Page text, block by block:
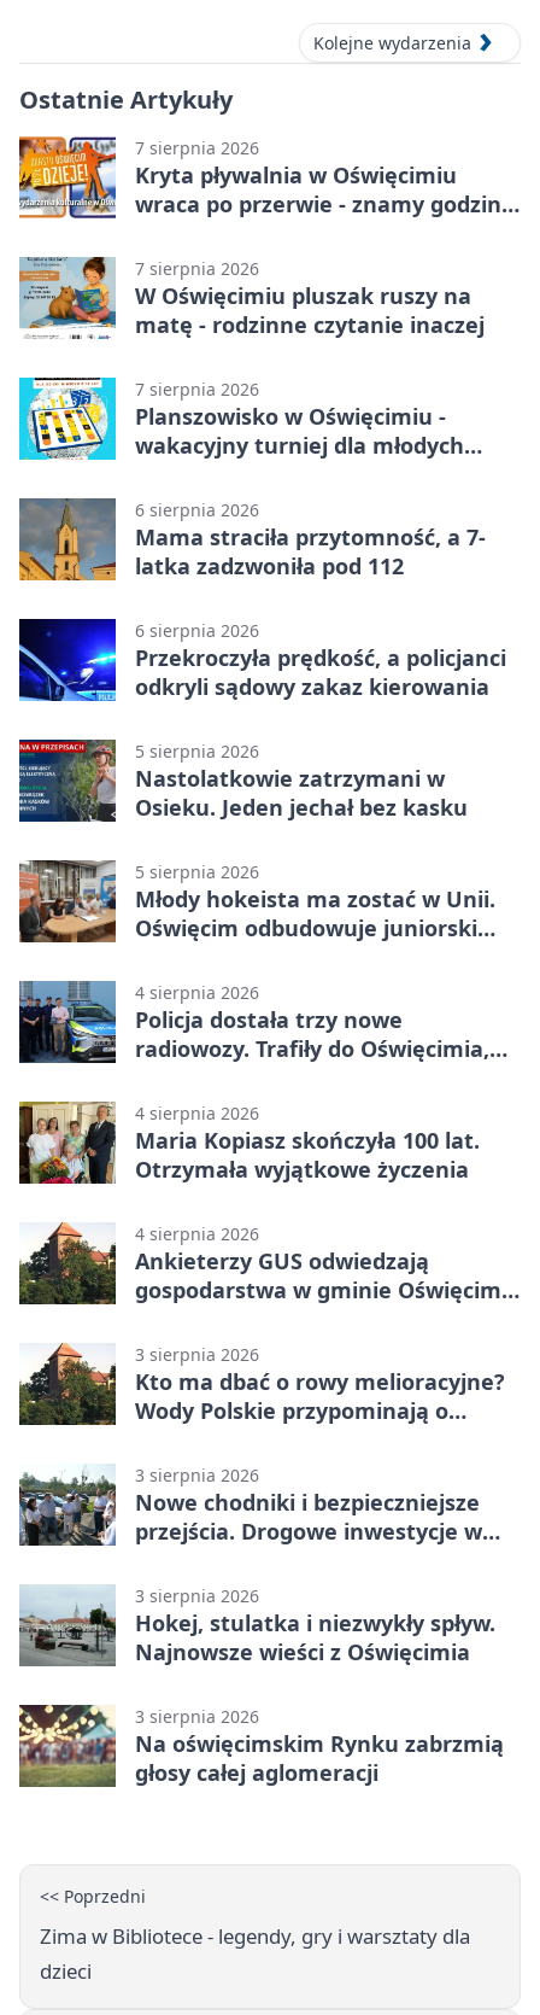
Kolejne wydarzenia
Ostatnie Artykuły
7 sierpnia 2026
Kryta pływalnia w Oświęcimiu
wraca po przerwie - znamy godziny
7 sierpnia 2026
W Oświęcimiu pluszak ruszy na
matę - rodzinne czytanie inaczej
7 sierpnia 2026
Planszowisko w Oświęcimiu -
wakacyjny turniej dla młodych
6 sierpnia 2026
Mama straciła przytomność, a 7-
latka zadzwoniła pod 112
6 sierpnia 2026
Przekroczyła prędkość, a policjanci
odkryli sądowy zakaz kierowania
5 sierpnia 2026
Nastolatkowie zatrzymani w
Osieku. Jeden jechał bez kasku
5 sierpnia 2026
Młody hokeista ma zostać w Unii.
Oświęcim odbudowuje juniorski
4 sierpnia 2026
Policja dostała trzy nowe
radiowozy. Trafiły do Oświęcimia,
4 sierpnia 2026
Maria Kopiasz skończyła 100 lat.
Otrzymała wyjątkowe życzenia
4 sierpnia 2026
Ankieterzy GUS odwiedzają
gospodarstwa w gminie Oświęcim.
3 sierpnia 2026
Kto ma dbać o rowy melioracyjne?
Wody Polskie przypominają o
3 sierpnia 2026
Nowe chodniki i bezpieczniejsze
przejścia. Drogowe inwestycje w
3 sierpnia 2026
Hokej, stulatka i niezwykły spływ.
Najnowsze wieści z Oświęcimia
3 sierpnia 2026
Na oświęcimskim Rynku zabrzmią
głosy całej aglomeracji
<< Poprzedni
Zima w Bibliotece - legendy, gry i warsztaty dla
dzieci